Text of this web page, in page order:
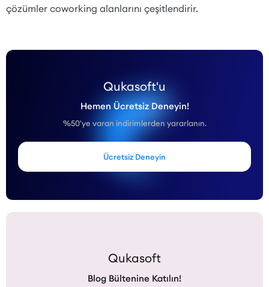
çözümler coworking alanlarını çeşitlendirir.
Qukasoft'u
Hemen Ücretsiz Deneyin!
%50'ye varan indirimlerden yararlanın.
Ücretsiz Deneyin
Qukasoft
Blog Bültenine Katılın!